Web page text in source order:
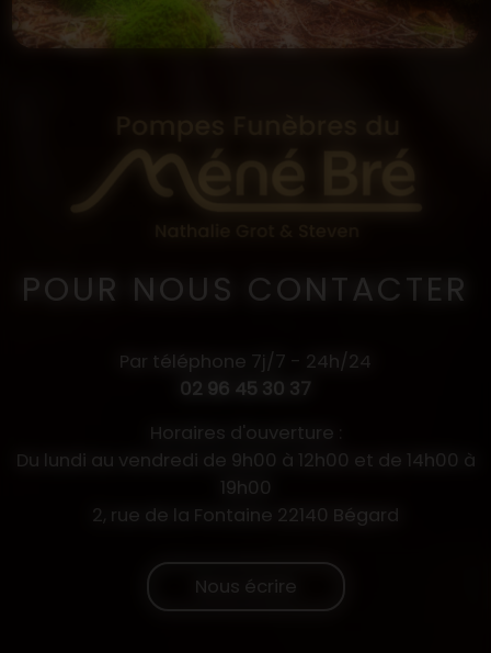
POUR NOUS CONTACTER
Par téléphone 7j/7 - 24h/24
02 96 45 30 37
Horaires d'ouverture :
Du lundi au vendredi de 9h00 à 12h00 et de 14h00 à
19h00
2, rue de la Fontaine 22140 Bégard
Nous écrire